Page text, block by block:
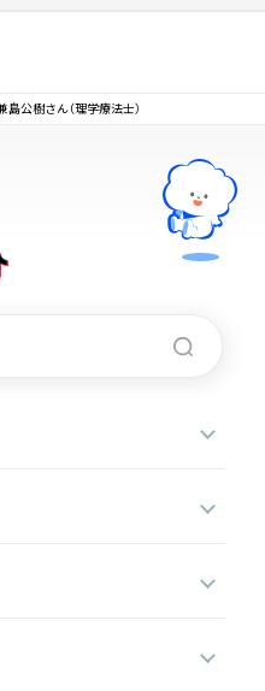
公樹さん（理学療法士）